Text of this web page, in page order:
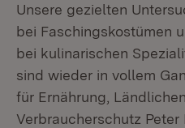
Unsere gezielten
bei Faschingskostümen
bei kulinarischen
sind wieder in vollem
für Ernährung,
Verbraucherschutz